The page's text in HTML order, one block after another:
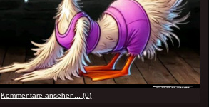
Kommentare ansehen... (0)